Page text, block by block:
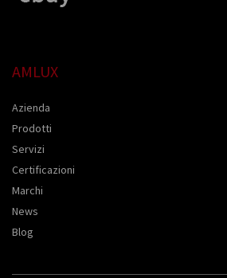
AMLUX
Azienda
Prodotti
Servizi
Certificazioni
Marchi
News
Blog